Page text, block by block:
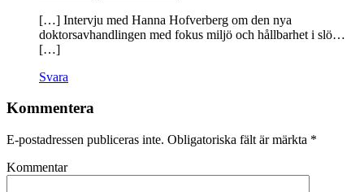
[…] Intervju med Hanna Hofverberg om den nya
doktorsavhandlingen med fokus miljö och hållbarhet i slö…
[…]
Svara
Kommentera
E-postadressen publiceras inte. Obligatoriska fält är märkta *
Kommentar